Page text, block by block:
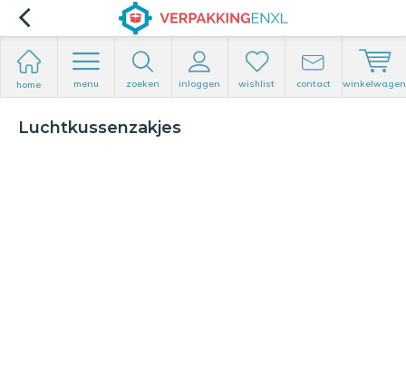
home menu zoeken inloggen wishlist contact winkelwagen
Luchtkussenzakjes